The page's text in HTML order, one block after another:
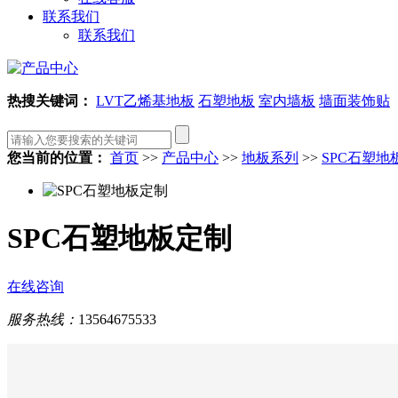
联系我们
联系我们
热搜关键词： LVT乙烯基地板 石塑地板 室内墙板 墙面装饰贴
您当前的位置： 首页 >> 产品中心 >> 地板系列 >> SPC石塑地
SPC石塑地板定制
在线咨询
服务热线： 13564675533